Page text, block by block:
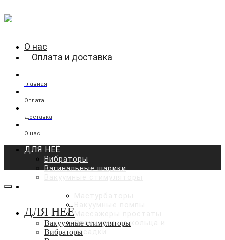
О нас
Оплата и доставка
Главная
Оплата
Доставка
О нас
ДЛЯ НЕЁ
Вибраторы
Вагинальные шарики
Эрекционные кольца и
насадки
ДЛЯ НЕЁ
Вакуумные стимуляторы
Вибраторы